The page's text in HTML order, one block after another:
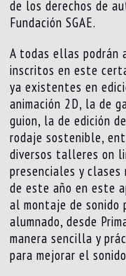
de los derechos de
Fundación SGAE.
A todas ellas podrán
inscritos en este
ya existentes en
animación 2D, la de
guion, la de edición
rodaje sostenible,
diversos talleres on
presenciales y clases
de este año en este
al montaje de
alumnado, desde
manera sencilla y
para mejorar el